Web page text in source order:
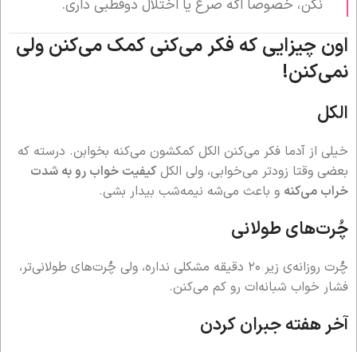
نکن، خصوصاً اگه صرع یا اختلال دوقطبی داری.
اون چیزایی که فکر می‌کنی کمک می‌کنن ولی
نمی‌کنن!
الکل
خیلی از آدما فکر می‌کنن الکل کمکشون می‌کنه بخوابن. درسته که
بعضی وقتا زودتر می‌خوابی، ولی الکلکیفیت خواب رو به شدت
خراب می‌کنه و باعث می‌شه نیمه‌شب بیدار بشی.
چُرت‌های طولانی
چُرت روزانه‌ی زیر ۲۰ دقیقه مشکلی نداره، ولی چُرت‌های طولانی‌تر،
فشار خواب شبانه‌ات رو کم می‌کنن.
آخر هفته جبران کردن